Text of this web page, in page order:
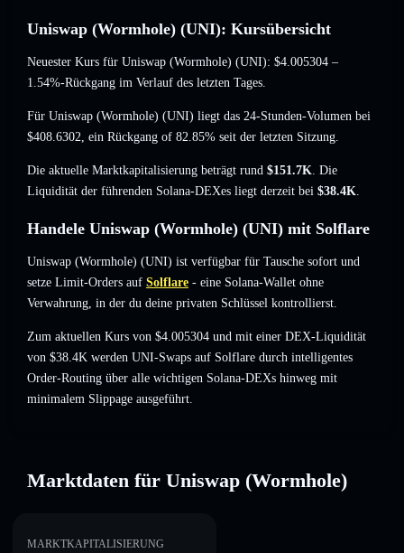
Uniswap (Wormhole) (UNI): Kursübersicht
Neuester Kurs für Uniswap (Wormhole) (UNI): $4.005304 –
1.54%-Rückgang im Verlauf des letzten Tages.
Für Uniswap (Wormhole) (UNI) liegt das 24-Stunden-Volumen bei
$408.6302, ein Rückgang of 82.85% seit der letzten Sitzung.
Die aktuelle Marktkapitalisierung beträgt rund $151.7K. Die
Liquidität der führenden Solana-DEXes liegt derzeit bei $38.4K.
Handele Uniswap (Wormhole) (UNI) mit Solflare
Uniswap (Wormhole) (UNI) ist verfügbar für Tausche sofort und
setze Limit-Orders auf Solflare - eine Solana-Wallet ohne
Verwahrung, in der du deine privaten Schlüssel kontrollierst.
Zum aktuellen Kurs von $4.005304 und mit einer DEX-Liquidität
von $38.4K werden UNI-Swaps auf Solflare durch intelligentes
Order-Routing über alle wichtigen Solana-DEXs hinweg mit
minimalem Slippage ausgeführt.
Marktdaten für Uniswap (Wormhole)
MARKTKAPITALISIERUNG